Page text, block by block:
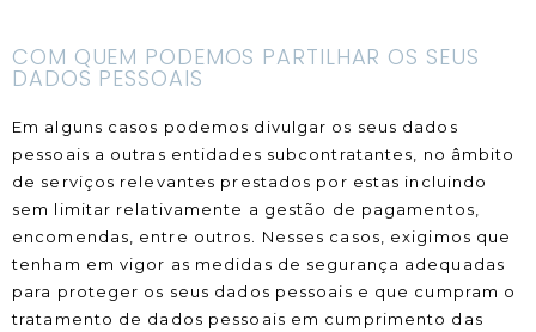
COM QUEM PODEMOS PARTILHAR OS SEUS
DADOS PESSOAIS
Em alguns casos podemos divulgar os seus dados
pessoais a outras entidades subcontratantes, no âmbito
de serviços relevantes prestados por estas incluindo
sem limitar relativamente a gestão de pagamentos,
encomendas, entre outros. Nesses casos, exigimos que
tenham em vigor as medidas de segurança adequadas
para proteger os seus dados pessoais e que cumpram o
tratamento de dados pessoais em cumprimento das